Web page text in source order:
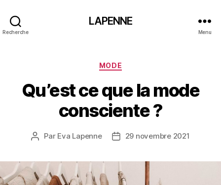
Recherche
LAPENNE
Menu
Catégories
MODE
Qu’est ce que la mode
consciente ?
Auteur
Par Eva Lapenne
Date29 novembre 2021